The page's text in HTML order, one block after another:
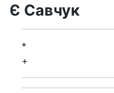
Є Савчук
*
+